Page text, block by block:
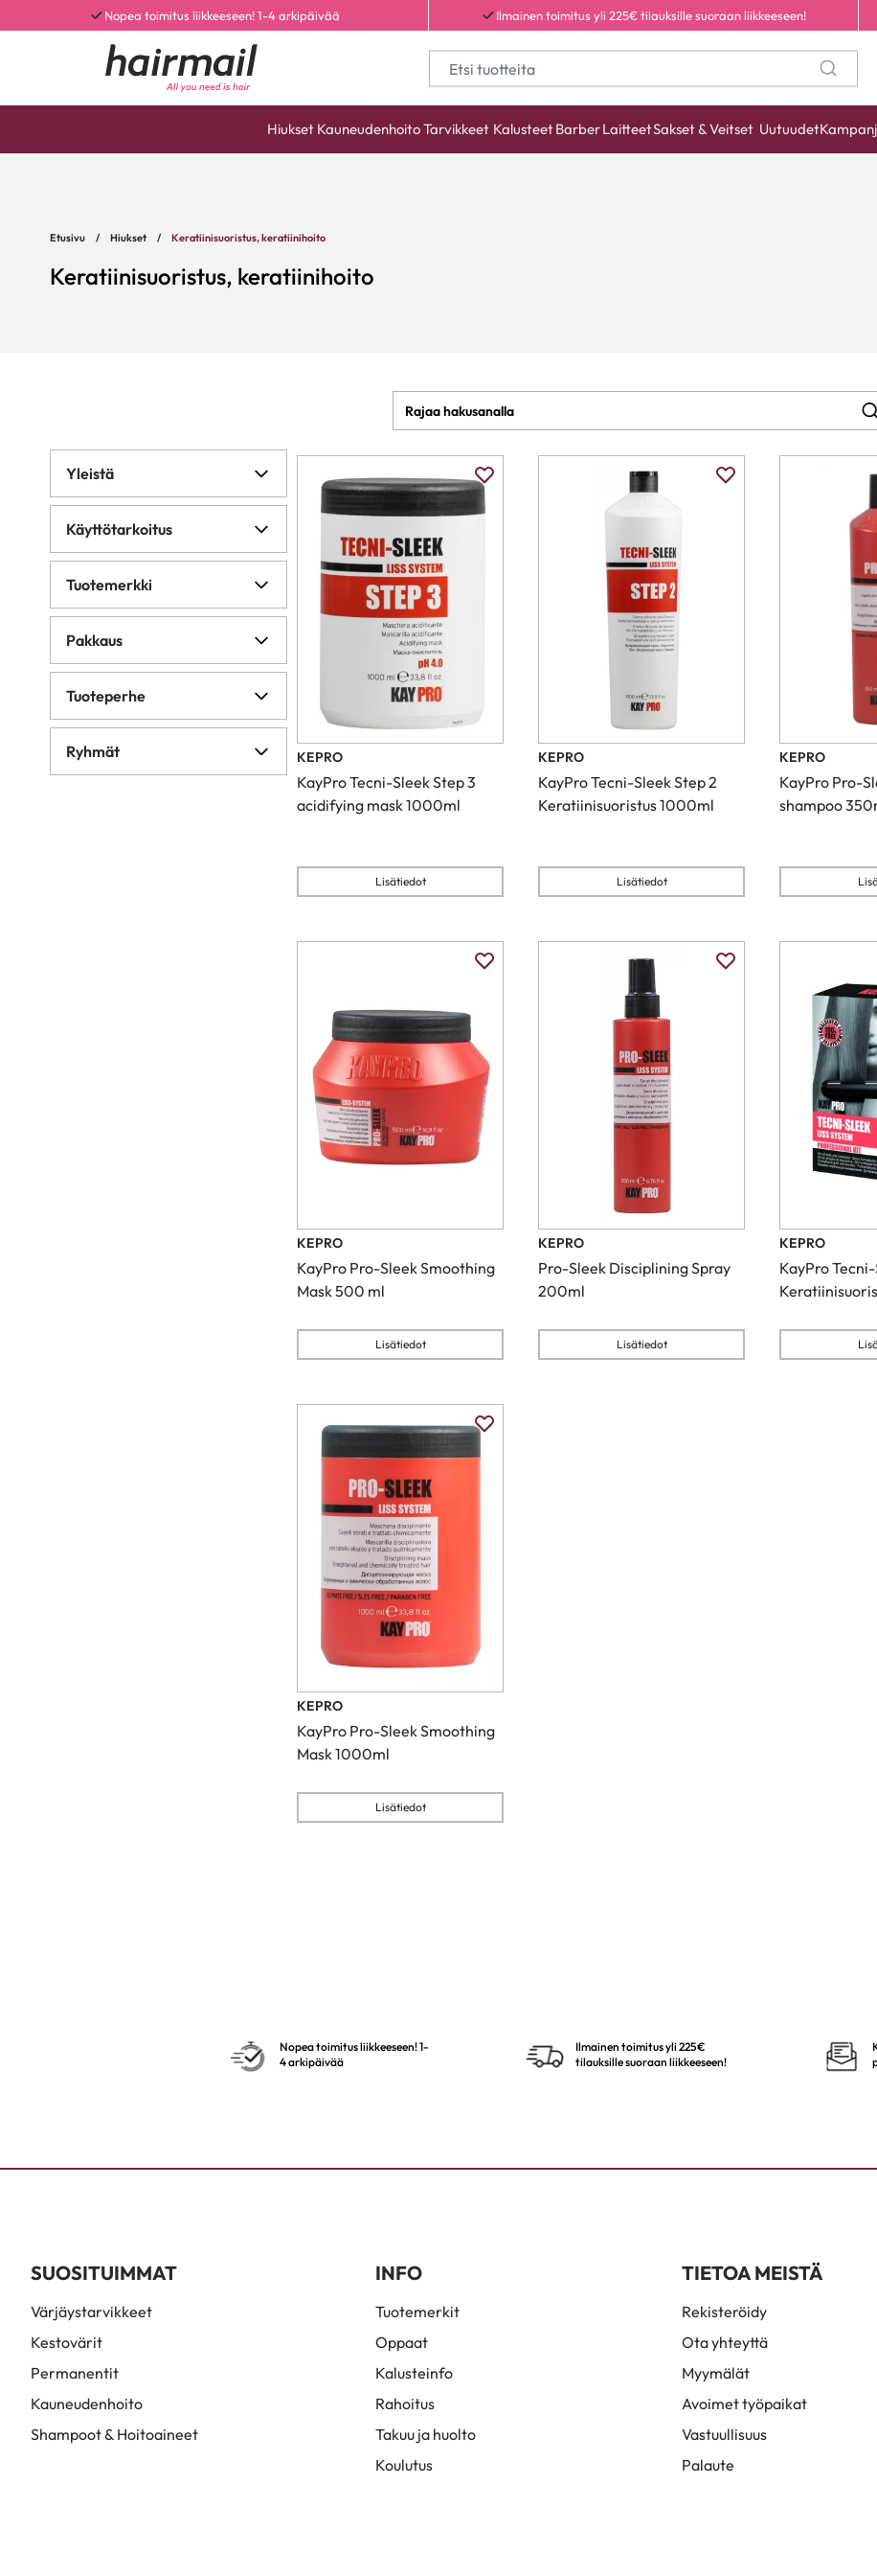
Nopea toimitus liikkeeseen! 1-4 arkipäivää Ilmainen toimitus yli 225€ tilauksille suoraan liikkeeseen!
Hiukset KauneudenhoitoTarvikkeet KalusteetBarberLaitteetSakset & Veitset Uutuudet
Etusivu / Hiukset / Keratiinisuoristus, keratiinihoito
Keratiinisuoristus, keratiinihoito
Yleistä
Käyttötarkoitus
Tuotemerkki
Pakkaus
Tuoteperhe
Ryhmät KEPRO
KayPro Tecni-Sleek Step 3
acidifying mask 1000ml
Lisätiedot
KEPRO
KayPro Tecni-Sleek Step 2
Keratiinisuoristus 1000ml
Lisätiedot
KEPRO
KayPro Pro-
shampoo
KEPRO
KayPro Pro-Sleek Smoothing
Mask 500 ml
Lisätiedot
KEPRO
Pro-Sleek Disciplining Spray
200ml
Lisätiedot
KEPRO
KayPro
KEPRO
KayPro Pro-Sleek Smoothing
Mask 1000ml
Lisätiedot
Nopea toimitus liikkeeseen! 1-
4 arkipäivää
Ilmainen toimitus yli 225€
tilauksille suoraan liikkeeseen!
SUOSITUIMMAT
Värjäystarvikkeet
Kestovärit
Permanentit
Kauneudenhoito
Shampoot & Hoitoaineet
INFO
Tuotemerkit
Oppaat
Kalusteinfo
Rahoitus
Takuu ja huolto
Koulutus
TIETOA MEISTÄ
Rekisteröidy
Ota yhteyttä
Myymälät
Avoimet työpaikat
Vastuullisuus
Palaute